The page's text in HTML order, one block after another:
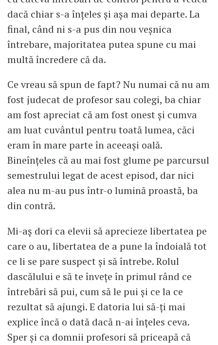
dacă chiar s-a înțeles și așa mai departe. La
final, când ni s-a pus din nou veșnica
întrebare, majoritatea putea spune cu mai
multă încredere că da.
Ce vreau să spun de fapt? Nu numai că nu am
fost judecat de profesor sau colegi, ba chiar
am fost apreciat că am fost onest și cumva
am luat cuvântul pentru toată lumea, căci
eram în mare parte în aceeași oală.
Bineînțeles că au mai fost glume pe parcursul
semestrului legat de acest episod, dar nici
alea nu m-au pus într-o lumină proastă, ba
din contră.
Mi-aș dori ca elevii să aprecieze libertatea pe
care o au, libertatea de a pune la îndoială tot
ce li se pare suspect și să întrebe. Rolul
dascălului e să te învețe în primul rând ce
întrebări să pui, cum să le pui și ce la ce
rezultat să ajungi. E datoria lui să-ți mai
explice încă o dată dacă n-ai înțeles ceva.
Sper și ca domnii profesori să priceapă că